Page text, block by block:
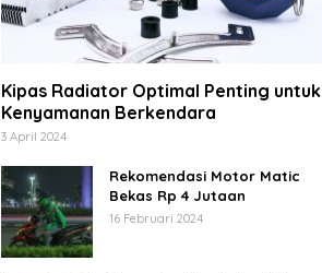
Kipas Radiator Optimal Penting untuk
Kenyamanan Berkendara
3 April 2024
Rekomendasi Motor Matic
Bekas Rp 4 Jutaan
16 Februari 2024